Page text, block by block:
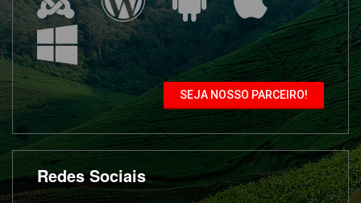
SEJA NOSSO PARCEIRO!
Redes Sociais